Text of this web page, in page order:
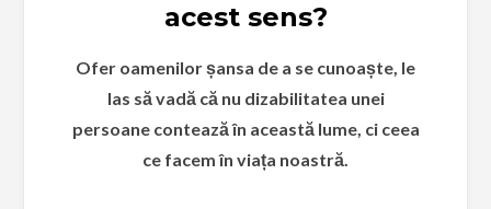
acest sens?
Ofer oamenilor șansa de a se cunoaște, le
las să vadă că nu dizabilitatea unei
persoane contează în această lume, ci ceea
ce facem în viața noastră.